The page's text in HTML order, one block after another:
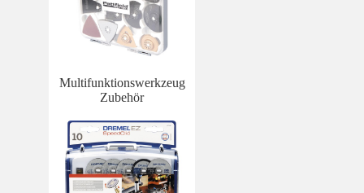
Multifunktionswerkzeug
Zubehör